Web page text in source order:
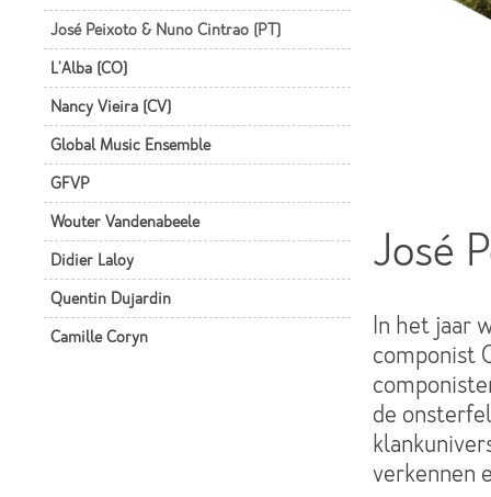
José Peixoto & Nuno Cintrao (PT)
L'Alba (CO)
Nancy Vieira (CV)
Global Music Ensemble
GFVP
Wouter Vandenabeele
Didier Laloy
Quentin Dujardin
Camille Coryn
José
In het jaar
componist
de
verkennen